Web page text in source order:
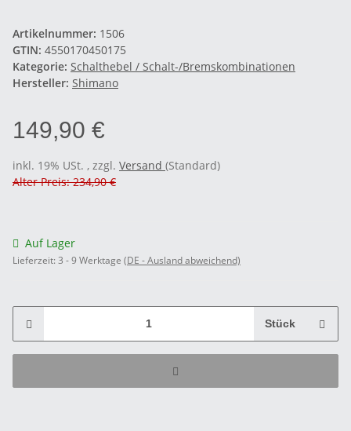
Artikelnummer: 1506
GTIN: 4550170450175
Kategorie: Schalthebel / Schalt-/Bremskombinationen
Hersteller: Shimano
149,90 €
inkl. 19% USt. , zzgl. Versand (Standard)
Alter Preis: 234,90 €
Auf Lager
Lieferzeit: 3 - 9 Werktage (DE - Ausland abweichend)
Stück